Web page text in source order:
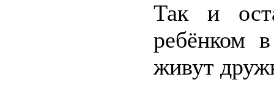
Так и
ребёнком
живут